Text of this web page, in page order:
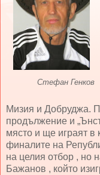
Стефан Генков
Мизия и Добруджа.
продължение и
място и ще играят в
финалите на
на целия отбор , но
Бажанов , който